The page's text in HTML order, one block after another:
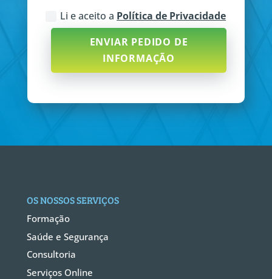
Li e aceito a Política de Privacidade
ENVIAR PEDIDO DE
INFORMAÇÃO
OS NOSSOS SERVIÇOS
Formação
Saúde e Segurança
Consultoria
Serviços Online